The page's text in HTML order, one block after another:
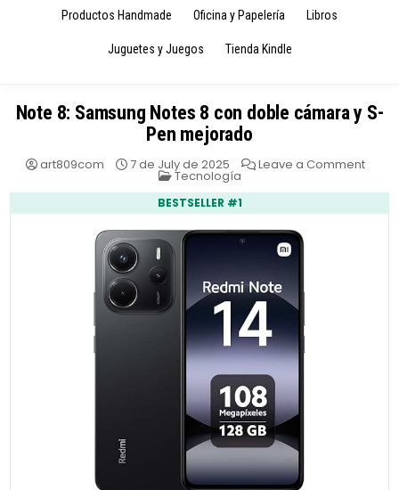
Productos Handmade Oficina y Papelería Libros
Juguetes y Juegos Tienda Kindle
Note 8: Samsung Notes 8 con doble cámara y S-
Pen mejorado
art809com 7 de July de 2025 Leave a Commenton
Notes
Posted
Tecnología
BESTSELLER #1